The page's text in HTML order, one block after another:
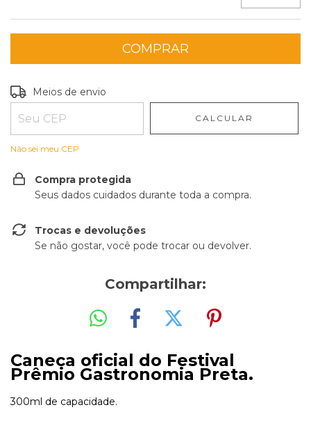
Entregas para o CEP:
Meios de envio
CALCULAR
Não sei meu CEP
Compra protegida
Seus dados cuidados durante toda a compra.
Trocas e devoluções
Se não gostar, você pode trocar ou devolver.
Compartilhar:
Caneca oficial do Festival
Prêmio Gastronomia Preta.
300ml de capacidade.